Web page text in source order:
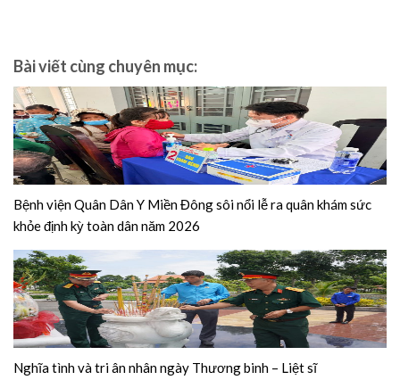
Bài viết cùng chuyên mục:
Bệnh viện Quân Dân Y Miền Đông sôi nổi lễ ra quân khám sức
khỏe định kỳ toàn dân năm 2026
Nghĩa tình và tri ân nhân ngày Thương binh – Liệt sĩ